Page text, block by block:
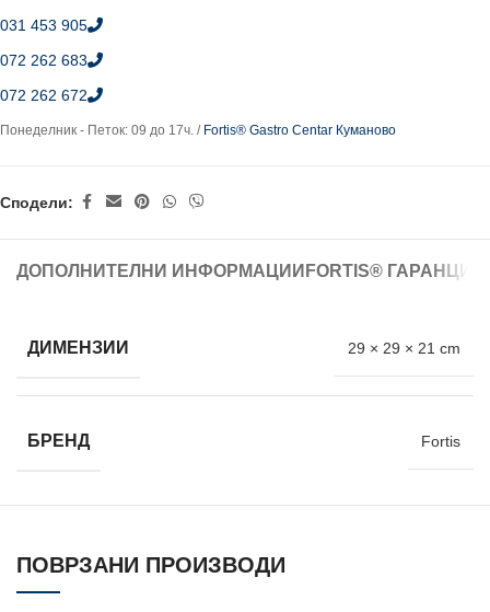
031 453 905
072 262 683
072 262 672
Понеделник - Петок: 09 до 17ч. / Fortis® Gastro Centar Куманово
Сподели:
ДОПОЛНИТЕЛНИ ИНФОРМАЦИИ FORTIS®
ДИМЕНЗИИ 29 × 29 × 21 cm
БРЕНД Fortis
ПОВРЗАНИ ПРОИЗВОДИ